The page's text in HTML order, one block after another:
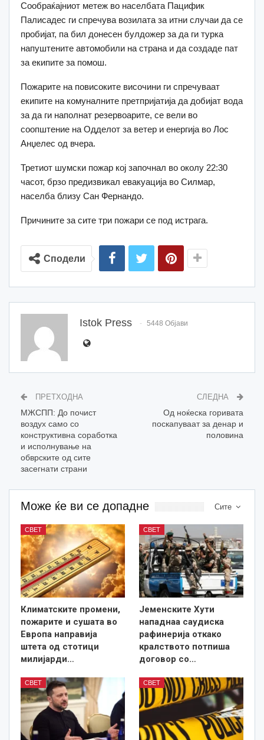
Сообраќајниот метеж во населбата Пацифик
Палисадес ги спречува возилата за итни случаи да се
пробијат, па бил донесен булдожер за да ги турка
напуштените автомобили на страна и да создаде пат
за екипите за помош.
Пожарите на повисоките височини ги спречуваат
екипите на комуналните претпријатија да добијат вода
за да ги наполнат резервоарите, се вели во
соопштение на Одделот за ветер и енергија во Лос
Анџелес од вчера.
Третиот шумски пожар кој започнал во околу 22:30
часот, брзо предизвикал евакуација во Силмар,
населба близу Сан Фернандо.
Причините за сите три пожари се под истрага.
Сподели
Istok Press 5448 Објави
ПРЕТХОДНА
МЖСПП: До почист
воздух само со
конструктивна соработка
и исполнување на
обврските од сите
засегнати страни
СЛЕДНА
Од ноќеска горивата
поскапуваат за денар и
половина
Сите
Може ќе ви се допадне
СВЕТ
Климатските промени,
пожарите и сушата во
Европа направија
штета од стотици
милијарди…
СВЕТ
Јеменските Хути
нападнаа саудиска
рафинерија откако
кралството потпиша
договор со…
СВЕТ СВЕТ